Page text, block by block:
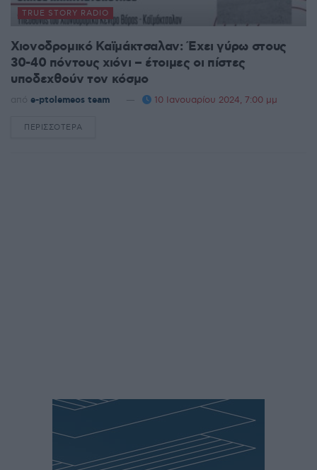
TRUE STORY RADIO
Χιονοδρομικό Καϊμάκτσαλαν: Έχει γύρω στους
30-40 πόντους χιόνι – έτοιμες οι πίστες
υποδεχθούν τον κόσμο
από e-ptolemeos team 10 Ιανουαρίου 2024, 7:00 μμ
ΠΕΡΙΣΣΌΤΕΡΑ